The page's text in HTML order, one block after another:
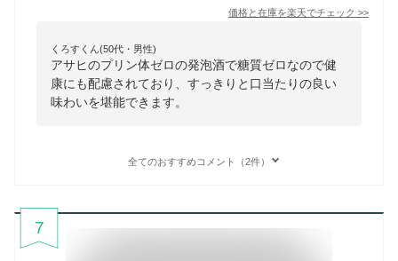
価格と在庫を楽天でチェック >>
くろすくん(50代・男性)
アサヒのプリン体ゼロの発泡酒で糖質ゼロなので健
康にも配慮されており、すっきりと口当たりの良い
味わいを堪能できます。
全てのおすすめコメント（2件）
7